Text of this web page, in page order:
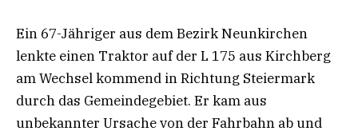
Ein 67-Jähriger aus dem Bezirk Neunkirchen
lenkte einen Traktor auf der L 175 aus Kirchberg
am Wechsel kommend in Richtung Steiermark
durch das Gemeindegebiet. Er kam aus
unbekannter Ursache von der Fahrbahn ab und